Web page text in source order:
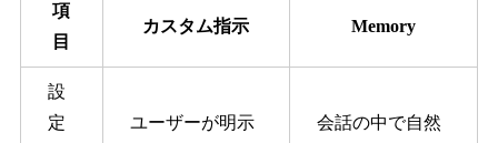
項
目
カスタム指示 Memory
設
定
ユーザーが明示
会話の中で自然